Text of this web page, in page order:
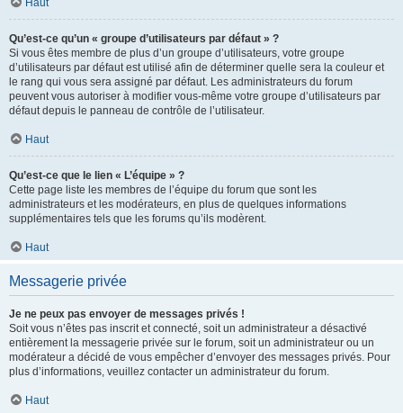
Haut
Qu’est-ce qu’un « groupe d’utilisateurs par défaut » ?
Si vous êtes membre de plus d’un groupe d’utilisateurs, votre groupe
d’utilisateurs par défaut est utilisé afin de déterminer quelle sera la couleur et
le rang qui vous sera assigné par défaut. Les administrateurs du forum
peuvent vous autoriser à modifier vous-même votre groupe d’utilisateurs par
défaut depuis le panneau de contrôle de l’utilisateur.
Haut
Qu’est-ce que le lien « L’équipe » ?
Cette page liste les membres de l’équipe du forum que sont les
administrateurs et les modérateurs, en plus de quelques informations
supplémentaires tels que les forums qu’ils modèrent.
Haut
Messagerie privée
Je ne peux pas envoyer de messages privés !
Soit vous n’êtes pas inscrit et connecté, soit un administrateur a désactivé
entièrement la messagerie privée sur le forum, soit un administrateur ou un
modérateur a décidé de vous empêcher d’envoyer des messages privés. Pour
plus d’informations, veuillez contacter un administrateur du forum.
Haut